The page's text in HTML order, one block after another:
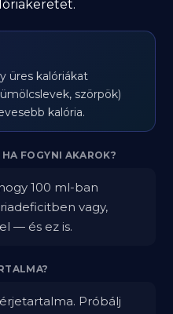
üres kalóriákat
szörpök)
kalória.
FOGYNI AKAROK?
100 ml-ban
vagy,
— és ez is.
Próbálj